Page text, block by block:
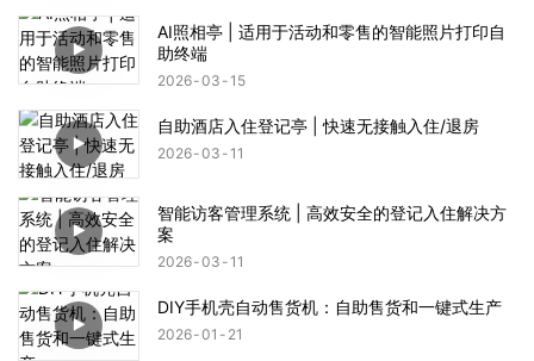
AI照相亭 | 适用于活动和零售的智能照片打印自
助终端
2026 03 15
自助酒店入住登记亭 | 快速无接触入住/退房
2026 03 11
智能访客管理系统 | 高效安全的登记入住解决方
案
2026 03 11
DIY手机壳自动售货机：自助售货和一键式生产
2026 01 21